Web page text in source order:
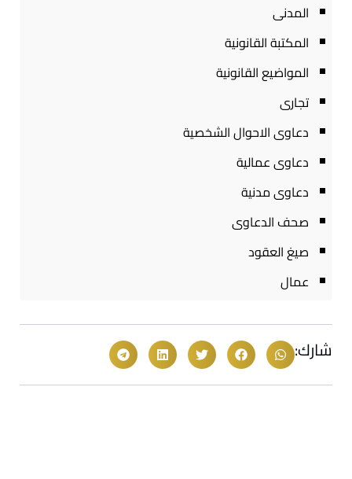
المدنى
المكتبة القانونية
المواضيع القانونية
تجارى
دعاوى الاحوال الشخصية
دعاوى عمالية
دعاوى مدنية
صحف الدعاوى
صيغ العقود
عمال
شارك: